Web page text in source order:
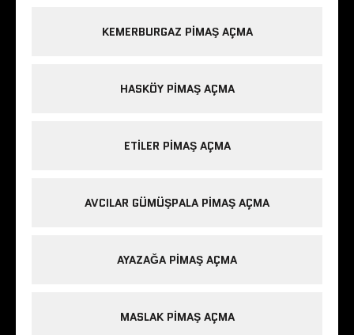
KEMERBURGAZ PIMAŞ AÇMA
HASKÖY PIMAŞ AÇMA
ETILER PIMAŞ AÇMA
AVCILAR GÜMÜŞPALA PIMAŞ AÇMA
AYAZAĞA PIMAŞ AÇMA
MASLAK PIMAŞ AÇMA